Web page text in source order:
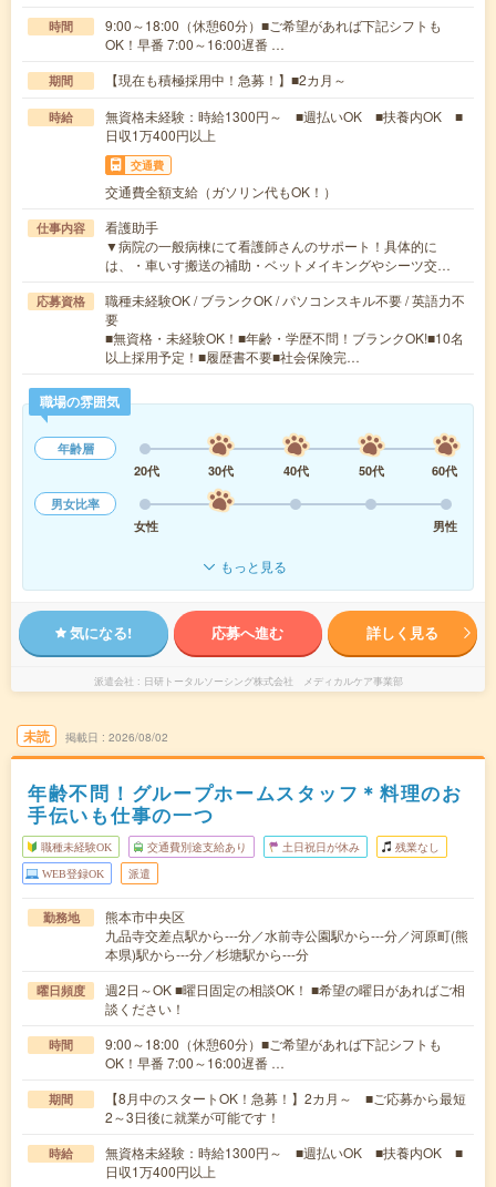
時間
9:00～18:00（休憩60分）■ご希望があれば下記シフトも
OK！早番 7:00～16:00遅番 …
期間 【現在も積極採用中！急募！】■2カ月～
時給
無資格未経験：時給1300円～ ■週払いOK ■扶養内OK ■
日収1万400円以上
交通費
交通費全額支給（ガソリン代もOK！）
仕事内容
看護助手
▼病院の一般病棟にて看護師さんのサポート！具体的に
は、・車いす搬送の補助・ベットメイキングやシーツ交…
応募資格
職種未経験OK / ブランクOK / パソコンスキル不要 / 英語力不
要
■無資格・未経験OK！■年齢・学歴不問！ブランクOK!■10名
以上採用予定！■履歴書不要■社会保険完…
職場の雰囲気
年齢層
20代
30代 40代 50代
60代
男女比率
女性
男性
もっと見る
気になる! 応募へ進む 詳しく見る
派遣会社 日研トータルソーシング株式会社 メディカルケア事業部
未読 掲載日 2026/08/02
年齢不問！グループホームスタッフ＊料理のお
手伝いも仕事の一つ
職種未経験OK 交通費別途支給あり 土日祝日が休み 残業なし
WEB登録OK 派遣
勤務地
熊本市中央区
九品寺交差点駅から---分／水前寺公園駅から---分／河原町(熊
本県)駅から---分／杉塘駅から---分
曜日頻度
週2日～OK ■曜日固定の相談OK！ ■希望の曜日があればご相
談ください！
時間
9:00～18:00（休憩60分）■ご希望があれば下記シフトも
OK！早番 7:00～16:00遅番 …
期間
【8月中のスタートOK！急募！】2カ月～ ■ご応募から最短
2～3日後に就業が可能です！
時給
無資格未経験：時給1300円～ ■週払いOK ■扶養内OK ■
日収1万400円以上